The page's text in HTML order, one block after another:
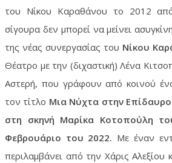
του Νίκου Καραθάνου το 2012
σίγουρα δεν μπορεί να μείνει
της νέας συνεργασίας του Νίκου
Θέατρο με την (διχαστική) Λένα
Αστερή, που γράφουν από κοινού
τον τίτλο Μια Νύχτα στην
στη σκηνή Μαρίκα Κοτοπούλη
Φεβρουάριο του 2022. Με έναν
περιλαμβάνει από την Χάρις